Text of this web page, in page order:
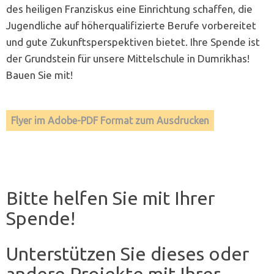
des heiligen Franziskus eine Einrichtung schaffen, die
Jugendliche auf höherqualifizierte Berufe vorbereitet
und ­gute Zukunftsperspektiven bietet. Ihre Spende ist
der Grundstein für unsere Mittelschule in Dumrikhas!
Bauen Sie mit!
Flyer im Adobe-PDF Format zum Ausdrucken
Bitte helfen Sie mit Ihrer
Spende!
Unterstützen Sie dieses oder